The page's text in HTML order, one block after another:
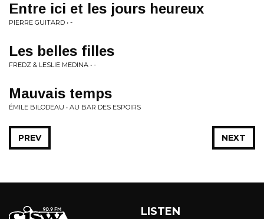
Entre ici et les jours heureux
PIERRE GUITARD • -
Les belles filles
FREDZ & LESLIE MEDINA • -
Mauvais temps
ÉMILE BILODEAU • AU BAR DES ESPOIRS
NEXT
PREV
LISTEN